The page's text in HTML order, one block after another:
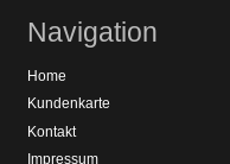
Navigation
Home
Kundenkarte
Kontakt
Impressum